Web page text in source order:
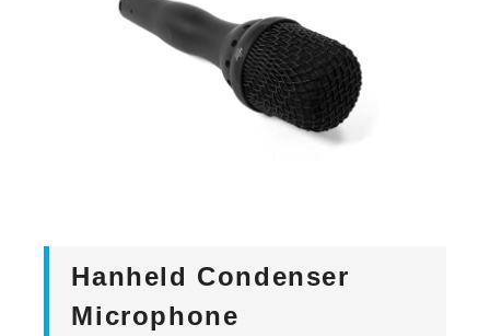
Hanheld Condenser
Microphone